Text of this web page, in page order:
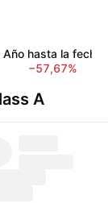
Año hasta la fecha
−57,67%
A